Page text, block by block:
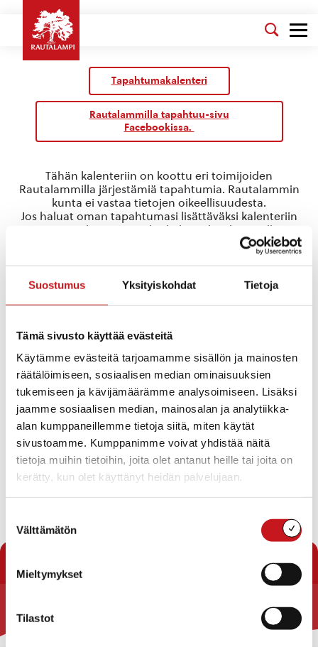
Suostumus Yksityiskohdat Tietoja
Tämä sivusto käyttää evästeitä
Käytämme evästeitä tarjoamamme sisällön ja mainosten
räätälöimiseen, sosiaalisen median ominaisuuksien
tukemiseen ja kävijämäärämme analysoimiseen. Lisäksi
jaamme sosiaalisen median, mainosalan ja analytiikka-
alan kumppaneillemme tietoja siitä, miten käytät
sivustoamme. Kumppanimme voivat yhdistää näitä
tietoja muihin tietoihin, joita olet antanut heille tai joita on
kerätty, kun olet käyttänyt heidän palvelujaan.
valinta
Välttämätön
Mieltymykset
Tilastot
Tapahtumakalenteri
Rautalammilla tapahtuu-sivu
Facebookissa.
RautU
Tapahtumat RautU
Tapahtumat
NoticeEi tuloksia.
Etsi
aja
Näkymät
navigointi
Etsi
ShowLista
Tuleva
Valitse
päivä.
EdellisetTapahtumat Tänään
Seuraavat
Tähän kalenteriin on koottu eri toimijoiden
Rautalammilla järjestämiä tapahtumia. Rautalammin
kunta ei vastaa tietojen oikeellisuudesta.
Jos haluat oman tapahtumasi lisättäväksi kalenteriin
jätä tapahtuman tiedot linkin takaa löytyvällä
Rautalammin kunta